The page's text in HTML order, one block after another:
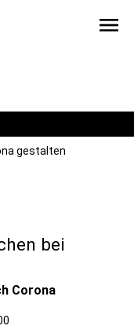
menu
gestalten
bei
Corona